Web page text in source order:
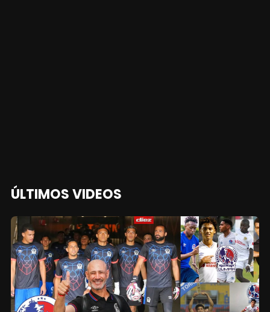
ÚLTIMOS VIDEOS